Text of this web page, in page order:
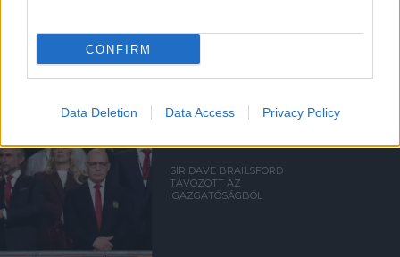
CONFIRM
Data Deletion Data Access Privacy Policy
NEK
SIR DAVE BRAILSFORD
TÁVOZOTT AZ
IGAZGATÓSÁGBÓL